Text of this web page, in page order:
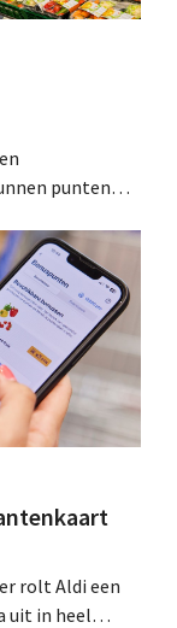
punten
middel om
rolt Aldi een
uit in heel